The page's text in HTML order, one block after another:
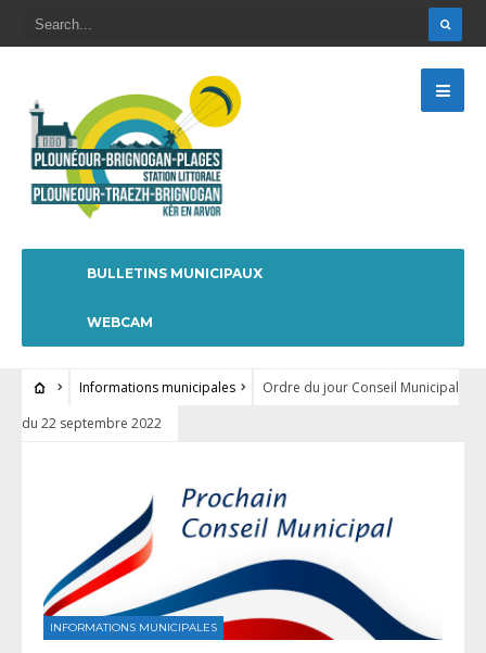
BULLETINS MUNICIPAUX
WEBCAM
Informations municipales
Ordre du jour Conseil Municipal
du 22 septembre 2022
INFORMATIONS MUNICIPALES